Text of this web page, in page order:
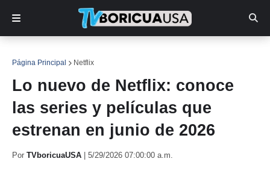
Página Principal Netflix
Lo nuevo de Netflix: conoce
las series y películas que
estrenan en junio de 2026
Por TVboricuaUSA 5/29/2026 07:00:00 a.m.